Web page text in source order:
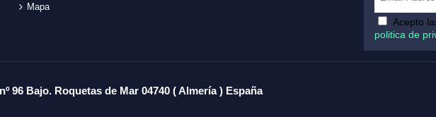
Mapa
Acepto
politica de
96 Bajo. Roquetas de Mar 04740 ( Almería ) España